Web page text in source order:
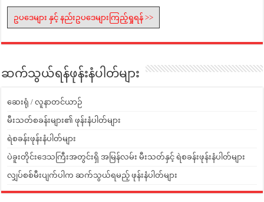
ဥပဒေများ နှင့် နည်းဥပဒေများကြည့်ရှုရန် >>
ဆက်သွယ်ရန်ဖုန်းနံပါတ်များ
ဆေးရုံ / လူနာတင်ယာဉ်
မီးသတ်စခန်းများ၏ ဖုန်းနံပါတ်များ
ရဲစခန်းဖုန်းနံပါတ်များ
ပဲခူးတိုင်းဒေသကြီးအတွင်းရှိ အမြန်လမ်း မီးသတ်နှင့် ရဲစခန်းဖုန်းနံပါတ်များ
လျှပ်စစ်မီးပျက်ပါက ဆက်သွယ်ရမည့် ဖုန်းနံပါတ်များ